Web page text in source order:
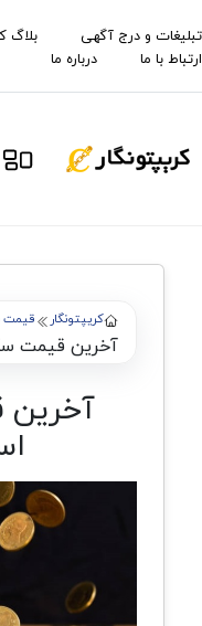
تبلیغات و درج آگهی
بلاگ
ارتباط با ما
درباره ما
کریپتونگار
آخرین قیمت سکه ۲۰